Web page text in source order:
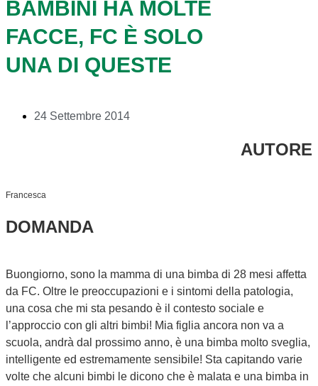
BAMBINI HA MOLTE
FACCE, FC È SOLO
UNA DI QUESTE
24 Settembre 2014
AUTORE
Francesca
DOMANDA
Buongiorno, sono la mamma di una bimba di 28 mesi affetta
da FC. Oltre le preoccupazioni e i sintomi della patologia,
una cosa che mi sta pesando è il contesto sociale e
l’approccio con gli altri bimbi! Mia figlia ancora non va a
scuola, andrà dal prossimo anno, è una bimba molto sveglia,
intelligente ed estremamente sensibile! Sta capitando varie
volte che alcuni bimbi le dicono che è malata e una bimba in